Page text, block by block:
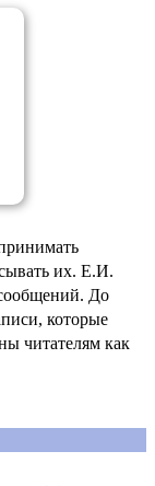
их. Е.И.
До
которые
читателям как